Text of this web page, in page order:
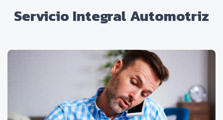
Servicio Integral Automotriz